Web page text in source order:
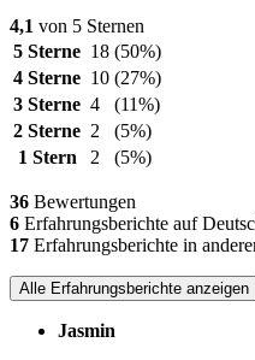
4,1 von 5 Sternen
5 Sterne 18 (50%)
4 Sterne 10 (27%)
3 Sterne 4
(11%)
2 Sterne 2
(5%)
1 Stern
2 (5%)
36 Bewertungen
6 Erfahrungsberichte auf
17 Erfahrungsberichte in
Alle Erfahrungsberichte anzeigen
Jasmin